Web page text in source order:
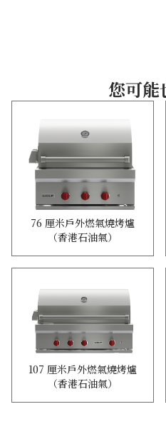
您可能
76 厘米戶外燃氣燒烤爐
（香港石油氣）
107 厘米戶外燃氣燒烤爐
（香港石油氣）